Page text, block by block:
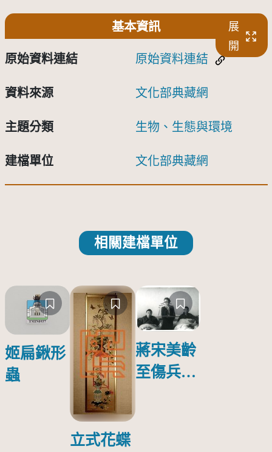
基本資訊
展
開
原始資料連結 原始資料連結
資料來源 文化部典藏網
主題分類 生物、生態與環境
建檔單位 文化部典藏網
相關建檔單位
姬扁鍬形
蟲
立式花蝶
蔣宋美齡
至傷兵醫
傷日本戰